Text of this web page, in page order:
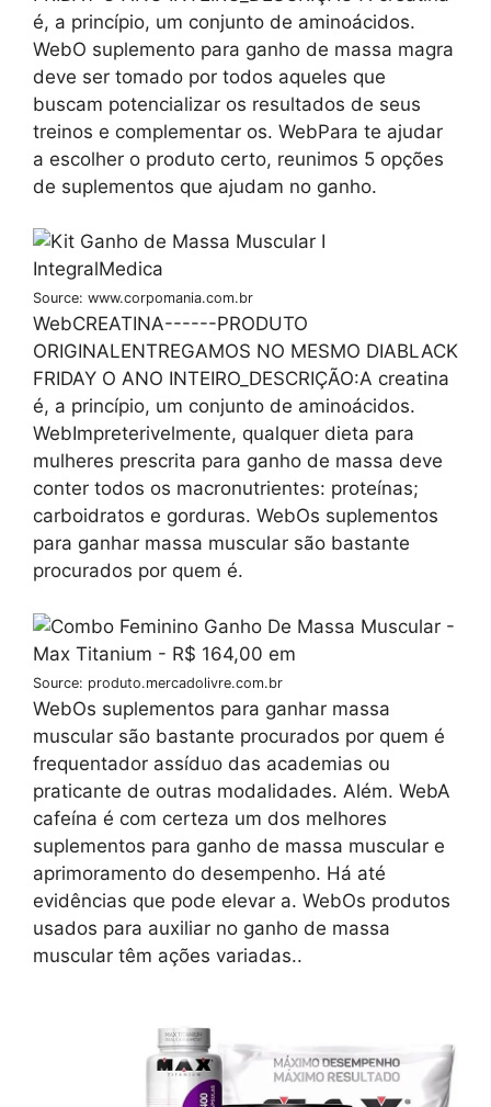
é, a princípio, um conjunto de aminoácidos.
WebO suplemento para ganho de massa magra
deve ser tomado por todos aqueles que
buscam potencializar os resultados de seus
treinos e complementar os. WebPara te ajudar
a escolher o produto certo, reunimos 5 opções
de suplementos que ajudam no ganho.
Source: www.corpomania.com.br
WebCREATINA------PRODUTO
ORIGINALENTREGAMOS NO MESMO DIABLACK
FRIDAY O ANO INTEIRO_DESCRIÇÃO:A creatina
é, a princípio, um conjunto de aminoácidos.
WebImpreterivelmente, qualquer dieta para
mulheres prescrita para ganho de massa deve
conter todos os macronutrientes: proteínas;
carboidratos e gorduras. WebOs suplementos
para ganhar massa muscular são bastante
procurados por quem é.
Source: produto.mercadolivre.com.br
WebOs suplementos para ganhar massa
muscular são bastante procurados por quem é
frequentador assíduo das academias ou
praticante de outras modalidades. Além. WebA
cafeína é com certeza um dos melhores
suplementos para ganho de massa muscular e
aprimoramento do desempenho. Há até
evidências que pode elevar a. WebOs produtos
usados para auxiliar no ganho de massa
muscular têm ações variadas..